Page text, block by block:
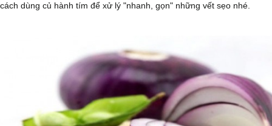
cách dùng củ hành tím để xử lý "nhanh, gọn" những vết sẹo nhé.